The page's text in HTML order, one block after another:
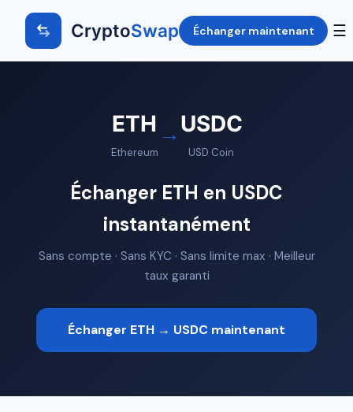
CryptoSwap Échanger maintenant ☰
ETH
Ethereum
→USDC
USD Coin
Échanger ETH en USDC
instantanément
Sans compte · Sans KYC · Sans limite max · Meilleur
taux garanti
Échanger ETH → USDC maintenant